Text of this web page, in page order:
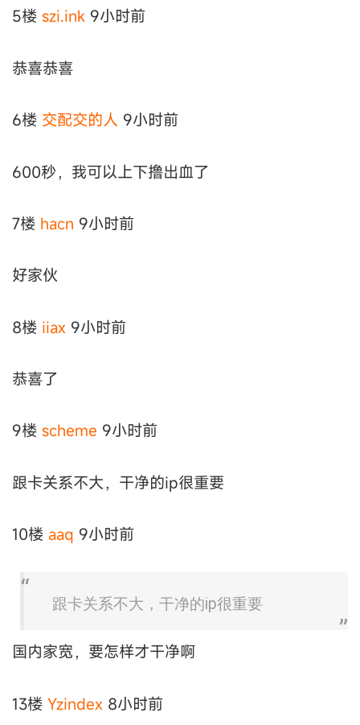
5楼 szi.ink 9小时前
恭喜恭喜
6楼 交配交的人 9小时前
600秒，我可以上下撸出血了
7楼 hacn 9小时前
好家伙
8楼 iiax 9小时前
恭喜了
9楼 scheme 9小时前
跟卡关系不大，干净的ip很重要
10楼 aaq 9小时前
跟卡关系不大，干净的ip很重要
国内家宽，要怎样才干净啊
13楼 Yzindex 8小时前